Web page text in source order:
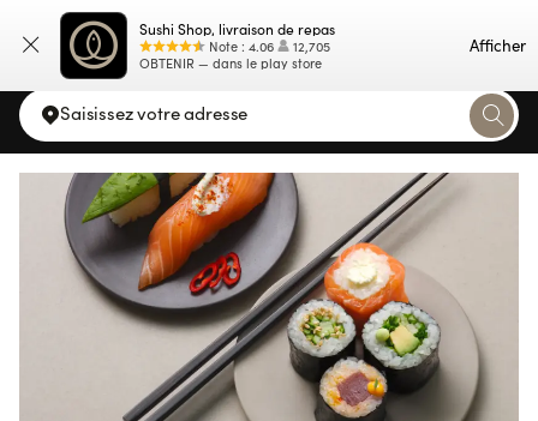
Sushi Shop, livraison de repas
Note : 4.06
12,705
OBTENIR — dans le play store
Afficher
Carte
Saisissez votre adresse